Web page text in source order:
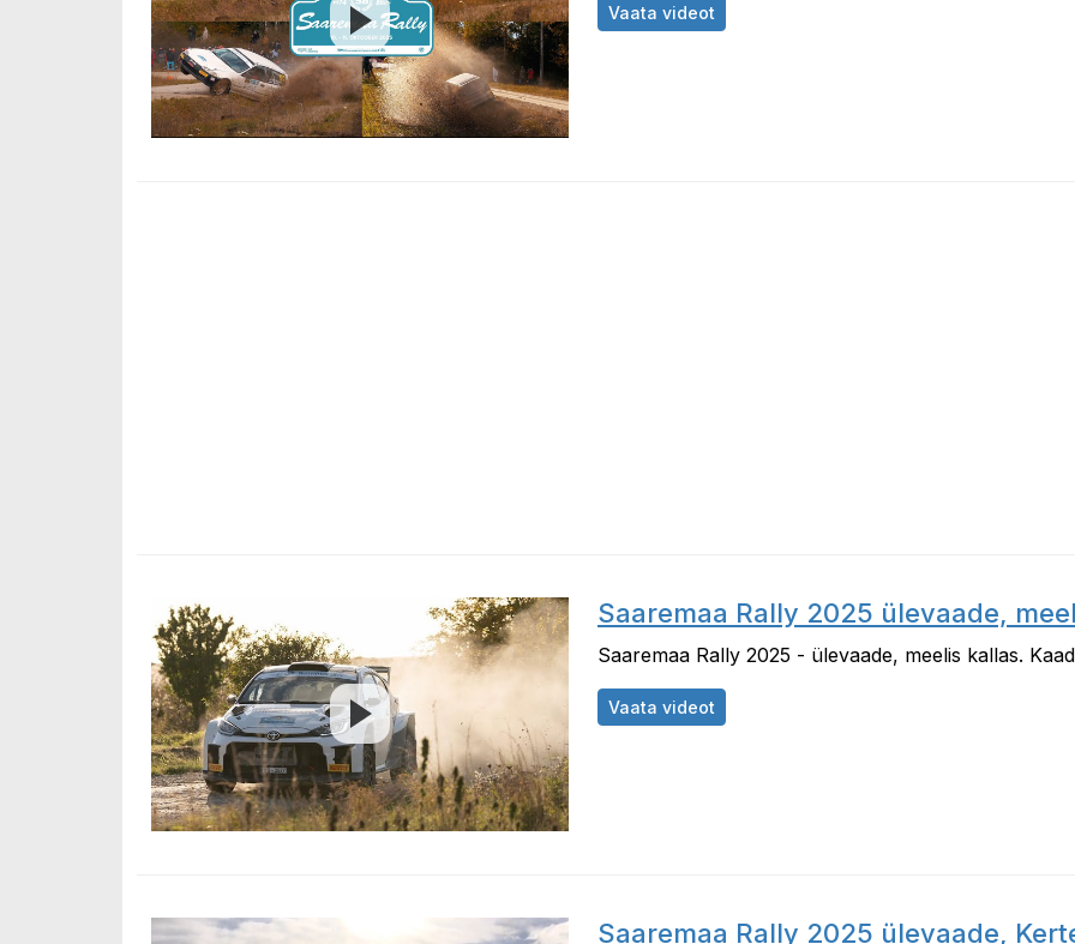
Vaata videot
Saaremaa Rally 2025 ülevaade,
Saaremaa Rally 2025 - ülevaade, meelis kallas.
Vaata videot
Saaremaa Rally 2025 ülevaade,